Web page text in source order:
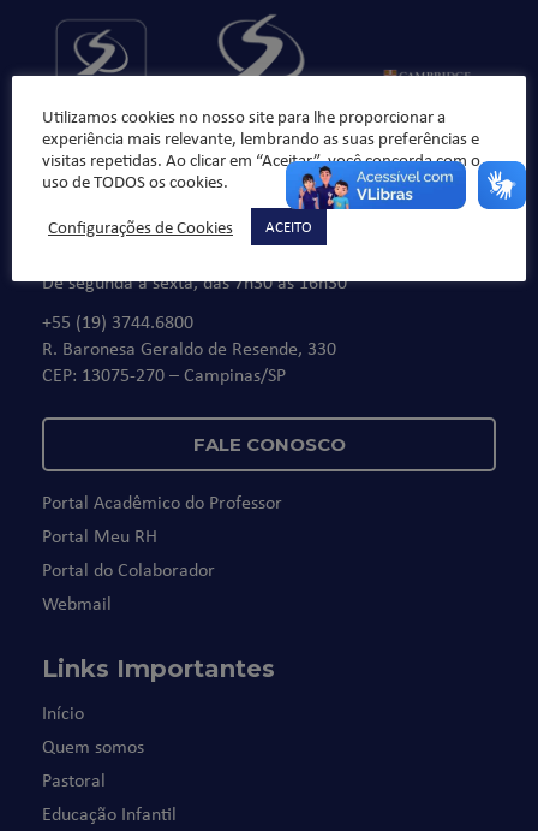
Fale Conosco
De segunda à sexta, das 7h30 às 16h30
+55 (19) 3744.6800
R. Baronesa Geraldo de Resende, 330
CEP: 13075-270 – Campinas/SP
FALE CONOSCO
Portal Acadêmico do Professor
Portal Meu RH
Portal do Colaborador
Webmail
Links Importantes
Início
Quem somos
Pastoral
Educação Infantil
Utilizamos cookies no nosso site para lhe proporcionar a
experiência mais relevante, lembrando as suas preferências e
visitas repetidas. Ao clicar em “Aceitar”, você concorda com o
uso de TODOS os cookies.
Configurações de Cookies
ACEITO